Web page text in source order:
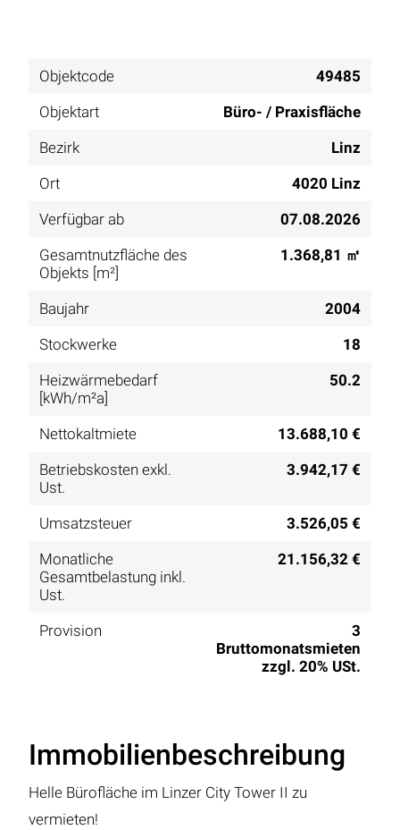
Objektcode
49485
Objektart
Büro- / Praxisfläche
Bezirk
Linz
Ort
4020 Linz
Verfügbar ab
07.08.2026
Gesamtnutzfläche des
Objekts [m²]
1.368,81 ㎡
Baujahr
2004
Stockwerke
18
Heizwärmebedarf
[kWh/m²a]
50.2
Nettokaltmiete
13.688,10 €
Betriebskosten exkl.
Ust.
3.942,17 €
Umsatzsteuer
3.526,05 €
Monatliche
Gesamtbelastung inkl.
Ust.
21.156,32 €
Provision
3
Bruttomonatsmieten
zzgl. 20% USt.
Immobilienbeschreibung
Helle Bürofläche im Linzer City Tower II zu
vermieten!